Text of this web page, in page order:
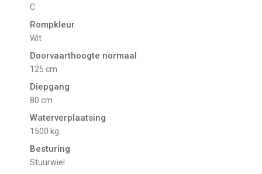
C
Rompkleur
Wit
Doorvaarthoogte normaal
125 cm
Diepgang
80 cm
Waterverplaatsing
1500 kg
Besturing
Stuurwiel